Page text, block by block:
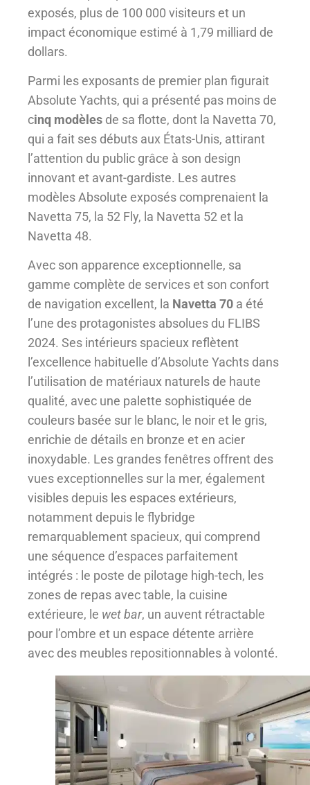
exposés, plus de 100 000 visiteurs et un
impact économique estimé à 1,79 milliard de
dollars.
Parmi les exposants de premier plan figurait
Absolute Yachts, qui a présenté pas moins de
cinq modèles de sa flotte, dont la Navetta 70,
qui a fait ses débuts aux États-Unis, attirant
l’attention du public grâce à son design
innovant et avant-gardiste. Les autres
modèles Absolute exposés comprenaient la
Navetta 75, la 52 Fly, la Navetta 52 et la
Navetta 48.
Avec son apparence exceptionnelle, sa
gamme complète de services et son confort
de navigation excellent, la Navetta 70 a été
l’une des protagonistes absolues du FLIBS
2024. Ses intérieurs spacieux reflètent
l’excellence habituelle d’Absolute Yachts dans
l’utilisation de matériaux naturels de haute
qualité, avec une palette sophistiquée de
couleurs basée sur le blanc, le noir et le gris,
enrichie de détails en bronze et en acier
inoxydable. Les grandes fenêtres offrent des
vues exceptionnelles sur la mer, également
visibles depuis les espaces extérieurs,
notamment depuis le flybridge
remarquablement spacieux, qui comprend
une séquence d’espaces parfaitement
intégrés : le poste de pilotage high-tech, les
zones de repas avec table, la cuisine
extérieure, le wet bar, un auvent rétractable
pour l’ombre et un espace détente arrière
avec des meubles repositionnables à volonté.